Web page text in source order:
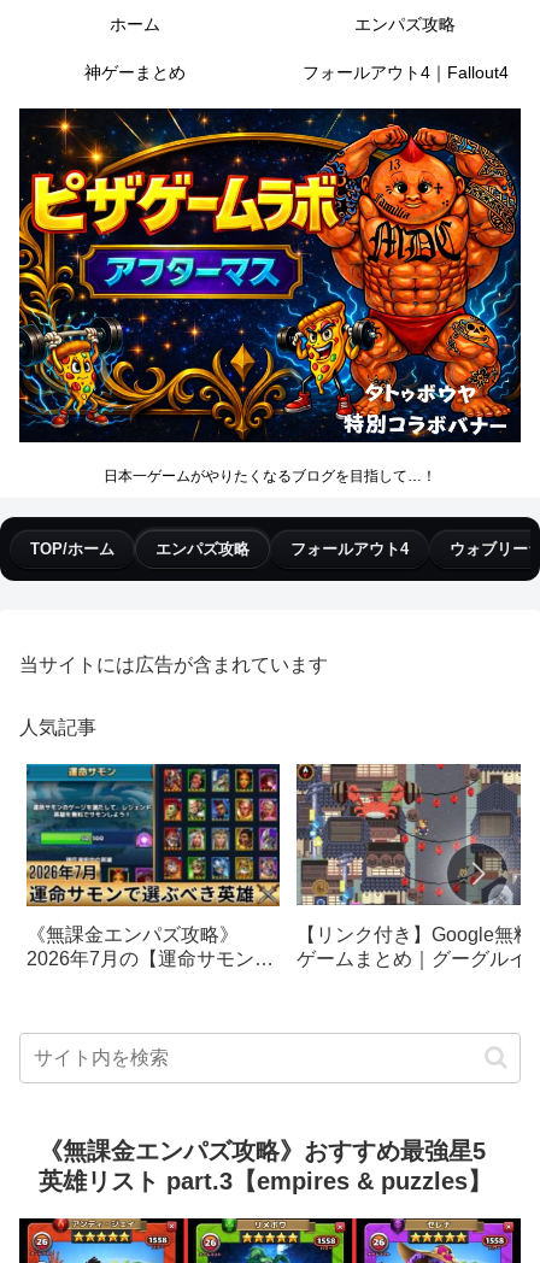
日本一ゲームがやりたくなるブログを目指して…！
ホーム エンパズ攻略
神ゲーまとめ フォールアウト4｜Fallout4
TOP/ホーム エンパズ攻略 フォールアウト4 ウォブリー
当サイトには広告が含まれています
人気記事
《無課金エンパズ攻略》
2026年7月の【運命サモン】
【リンク付き】Google無料
ゲームまとめ｜グーグルイ
クetc…
《無課金エンパズ攻略》おすすめ最強星5
英雄リスト part.3【empires & puzzles】